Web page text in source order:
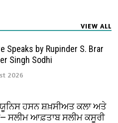
VIEW ALL
Speaks by Rupinder S. Brar
Singh Sodhi
2026
ਹਸਨ ਸ਼ਖ਼ਸੀਅਤ ਕਲਾ ਅਤੇ
ਸਲੀਮ ਆਫ਼ਤਾਬ ਸਲੀਮ ਕਸੂਰੀ